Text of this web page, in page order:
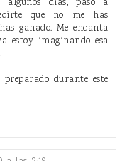
que no me has
ganado. Me encanta
estoy imaginando esa
durante este